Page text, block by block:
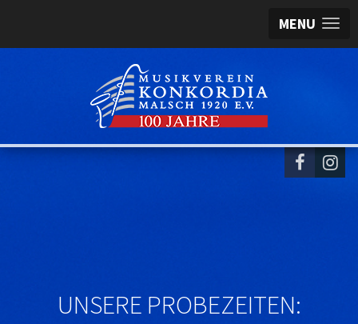
MENU
UNSERE PROBEZEITEN: